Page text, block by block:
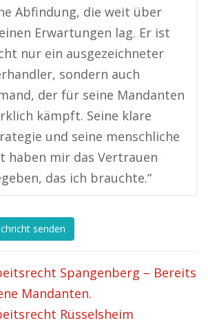
Abfindung, die weit über
Erwartungen lag. Er ist
nur ein ausgezeichneter
sondern auch
der für seine Mandanten
kämpft. Seine klare
und seine menschliche
haben mir das Vertrauen
das ich brauchte.“
senden
Spangenberg – Bereits
Mandanten.
Rüsselsheim